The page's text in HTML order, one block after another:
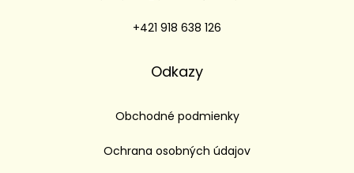
+421 918 638 126
Odkazy
Obchodné podmienky
Ochrana osobných údajov